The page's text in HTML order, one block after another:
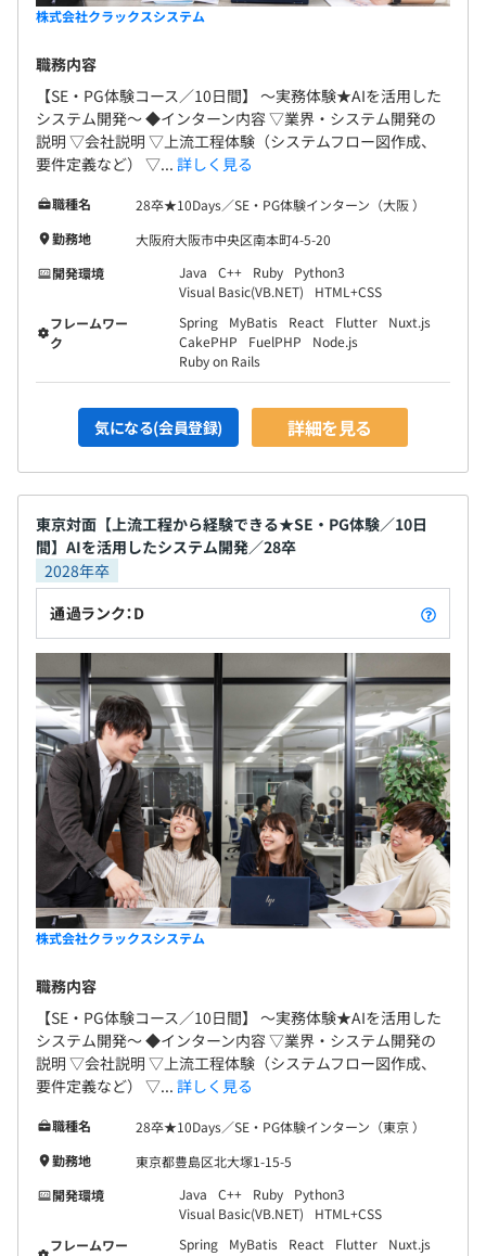
株式会社クラックスシステム
職務内容
【SE・PG体験コース／10日間】 〜実務体験★AIを活用した
システム開発〜 ◆インターン内容 ▽業界・システム開発の
説明 ▽会社説明 ▽上流工程体験（システムフロー図作成、
要件定義など） ▽... 詳しく見る
職種名
28卒★10Days／SE・PG体験インターン（大阪 ）
勤務地
大阪府大阪市中央区南本町4-5-20
開発環境
Java C++ Ruby
Python3
Visual Basic(VB.NET)
HTML+CSS
フレームワー
ク
Spring MyBatis React Flutter
Nuxt.js
CakePHP
FuelPHP
Node.js
Ruby on Rails
気になる(会員登録) 詳細を見る
東京対面【上流工程から経験できる★SE・PG体験／10日
間】AIを活用したシステム開発／28卒
2028年卒
通過ランク：D
株式会社クラックスシステム
職務内容
【SE・PG体験コース／10日間】 〜実務体験★AIを活用した
システム開発〜 ◆インターン内容 ▽業界・システム開発の
説明 ▽会社説明 ▽上流工程体験（システムフロー図作成、
要件定義など） ▽... 詳しく見る
職種名
28卒★10Days／SE・PG体験インターン（東京 ）
勤務地
東京都豊島区北大塚1-15-5
開発環境
Java C++ Ruby
Python3
Visual Basic(VB.NET)
HTML+CSS
フレームワー
Spring MyBatis React Flutter
Nuxt.js